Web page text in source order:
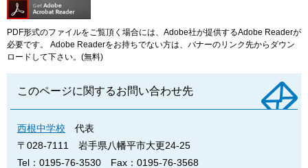
PDF形式のファイルをご覧頂く場合には、Adobe社が提供するAdobe Readerが
必要です。
Adobe Readerをお持ちでない方は、バナーのリンク先からダウン
ロードして下さい。(無料)
このページに関するお問い合わせ先
西根中学校
代表
〒028-7111
岩手県八幡平市大更24-25
Tel：0195-76-3530
Fax：0195-76-3568